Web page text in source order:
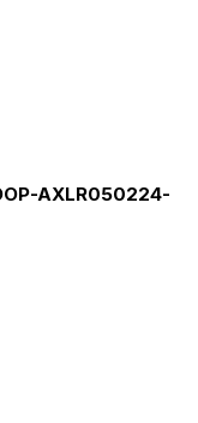
AXLR050224-